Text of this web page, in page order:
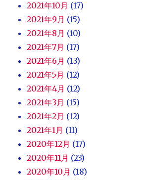
2021年10月 (17)
2021年9月 (15)
2021年8月 (10)
2021年7月 (17)
2021年6月 (13)
2021年5月 (12)
2021年4月 (12)
2021年3月 (15)
2021年2月 (12)
2021年1月 (11)
2020年12月 (17)
2020年11月 (23)
2020年10月 (18)